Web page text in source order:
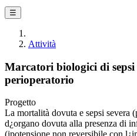
☰
Attività
Marcatori biologici di sepsi
perioperatorio
Progetto
La mortalità dovuta e sepsi severa
d¿organo dovuta alla presenza di